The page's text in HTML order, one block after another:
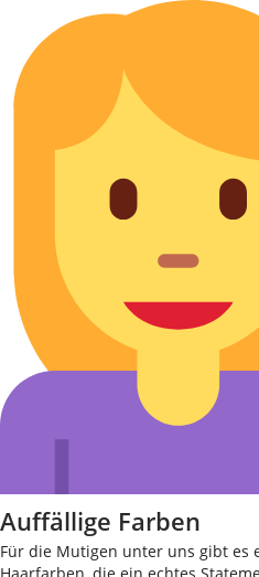
Auffällige Farben
Für die Mutigen unter uns gibt es